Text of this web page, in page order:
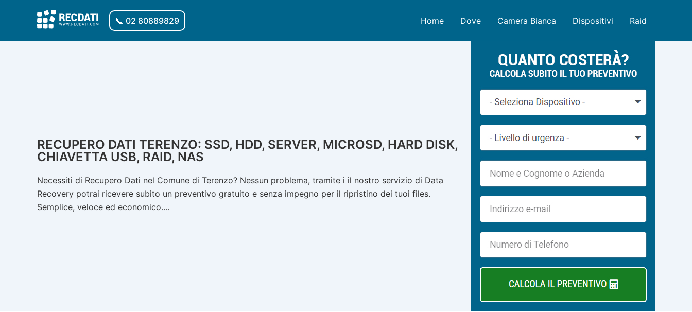
📞 02 80889829 Home Dove Camera Bianca Dispositivi Raid
RECUPERO DATI TERENZO: SSD, HDD, SERVER, MICROSD, HARD DISK,
CHIAVETTA USB, RAID, NAS
Necessiti di Recupero Dati nel Comune di Terenzo? Nessun problema, tramite i il nostro servizio di Data
Recovery potrai ricevere subito un preventivo gratuito e senza impegno per il ripristino dei tuoi files.
Semplice, veloce ed economico....